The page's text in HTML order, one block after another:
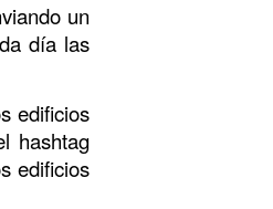
un
día las
edificios
hashtag
edificios